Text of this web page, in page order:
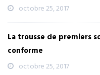
octobre 25, 2017
La trousse de premiers
conforme
octobre 25, 2017